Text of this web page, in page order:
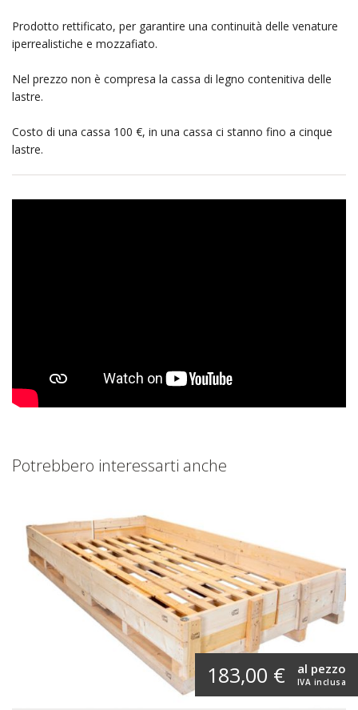
Prodotto rettificato, per garantire una continuità delle venature
iperrealistiche e mozzafiato.
Nel prezzo non è compresa la cassa di legno contenitiva delle
lastre.
Costo di una cassa 100 €, in una cassa ci stanno fino a cinque
lastre.
Potrebbero interessarti anche
183,00 € IVA inclusa
al pezzo